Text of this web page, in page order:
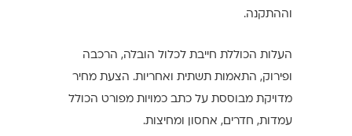
וההתקנה.
העלות הכוללת חייבת לכלול הובלה, הרכבה
ופירוק, התאמות תשתית ואחריות. הצעת מחיר
מדויקת מבוססת על כתב כמויות מפורט הכולל
עמדות, חדרים, אחסון ומחיצות.